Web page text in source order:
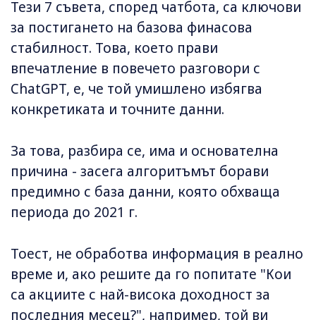
Тези 7 съвета, според чатбота, са ключови
за постигането на базова финасова
стабилност. Това, което прави
впечатление в повечето разговори с
ChatGPT, е, че той умишлено избягва
конкретиката и точните данни.
За това, разбира се, има и основателна
причина - засега алгоритъмът борави
предимно с база данни, която обхваща
периода до 2021 г.
Тоест, не обработва информация в реално
време и, ако решите да го попитате "Кои
са акциите с най-висока доходност за
последния месец?", например, той ви